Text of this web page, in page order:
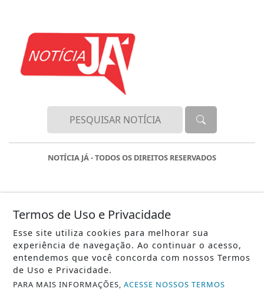
NOTÍCIA JÁ - TODOS OS DIREITOS RESERVADOS
Termos de Uso e Privacidade
Esse site utiliza cookies para melhorar sua
experiência de navegação. Ao continuar o acesso,
entendemos que você concorda com nossos Termos
de Uso e Privacidade.
PARA MAIS INFORMAÇÕES,ACESSE NOSSOS TERMOS